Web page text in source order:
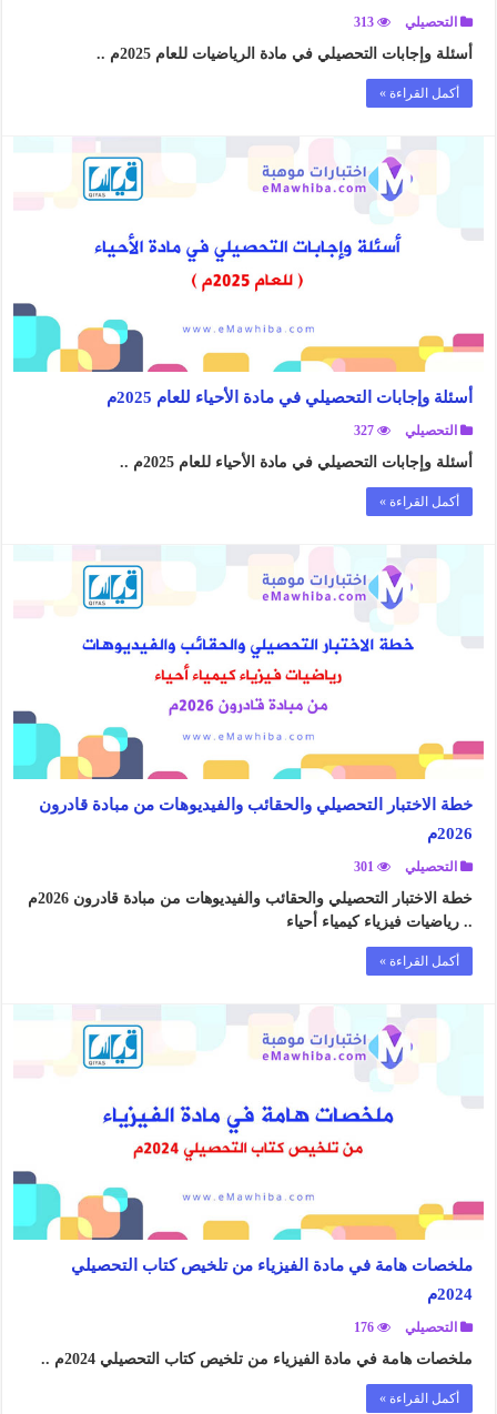
التحصيلي 313
أسئلة وإجابات التحصيلي في مادة الرياضيات للعام 2025م ..
أكمل القراءة »
أسئلة وإجابات التحصيلي في مادة الأحياء للعام 2025م
التحصيلي 327
أسئلة وإجابات التحصيلي في مادة الأحياء للعام 2025م ..
أكمل القراءة »
خطة الاختبار التحصيلي والحقائب والفيديوهات من مبادة قادرون
2026م
التحصيلي 301
خطة الاختبار التحصيلي والحقائب والفيديوهات من مبادة قادرون 2026م
.. رياضيات فيزياء كيمياء أحياء
أكمل القراءة »
ملخصات هامة في مادة الفيزياء من تلخيص كتاب التحصيلي
2024م
التحصيلي 176
ملخصات هامة في مادة الفيزياء من تلخيص كتاب التحصيلي 2024م ..
أكمل القراءة »